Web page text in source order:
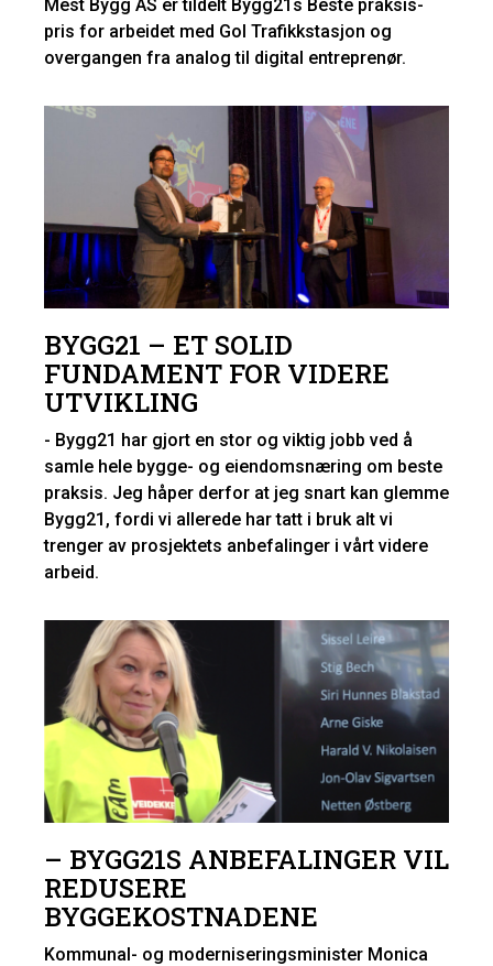
Mest Bygg AS er tildelt Bygg21s Beste praksis-
pris for arbeidet med Gol Trafikkstasjon og
overgangen fra analog til digital entreprenør.
BYGG21 – ET SOLID
FUNDAMENT FOR VIDERE
UTVIKLING
- Bygg21 har gjort en stor og viktig jobb ved å
samle hele bygge- og eiendomsnæring om beste
praksis. Jeg håper derfor at jeg snart kan glemme
Bygg21, fordi vi allerede har tatt i bruk alt vi
trenger av prosjektets anbefalinger i vårt videre
arbeid.
– BYGG21S ANBEFALINGER VIL
REDUSERE
BYGGEKOSTNADENE
Kommunal- og moderniseringsminister Monica